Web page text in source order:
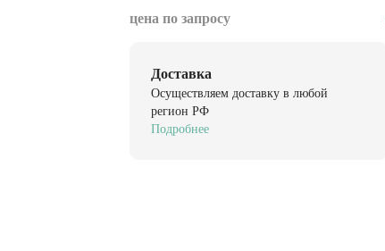
цена по запросу
Доставка
Осуществляем доставку в любой
регион РФ
Подробнее